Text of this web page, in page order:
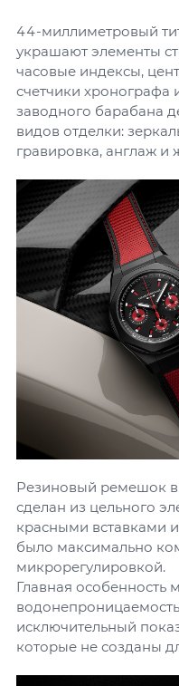
44-миллиметровый
украшают элементы
часовые индексы,
счетчики
заводного барабана
видов отделки:
гравировка, англаж и
Резиновый ремешок
сделан из цельного
красными вставками
было максимально
микрорегулировкой.
Главная особенность
исключительный
которые не созданы